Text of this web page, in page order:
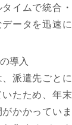
イムで統合
ータを迅速
導入
派遣先ごと
たため、年
かかってい